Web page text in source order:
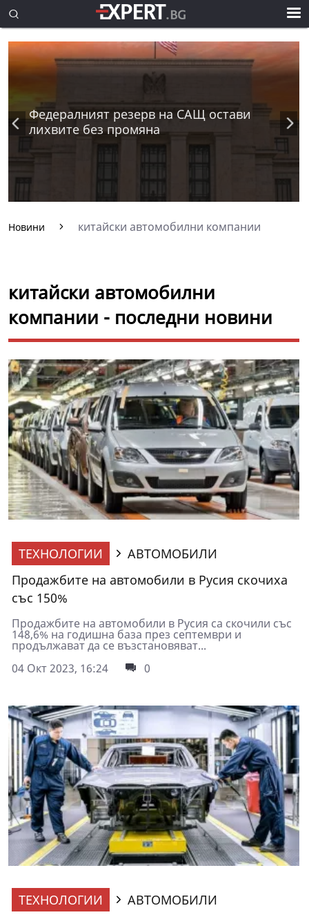
Федералният резерв на САЩ остави
лихвите без промяна
Новини китайски автомобилни компании
китайски автомобилни
компании - последни новини
ТЕХНОЛОГИИ
АВТОМОБИЛИ
Продажбите на автомобили в Русия скочиха
със 150%
Продажбите на автомобили в Русия са скочили със
148,6% на годишна база през септември и
продължават да се възстановяват...
04 Окт 2023, 16:24
0
ТЕХНОЛОГИИ
АВТОМОБИЛИ